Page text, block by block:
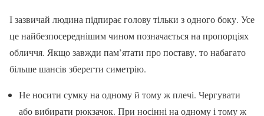
І зазвичай людина підпирає голову тільки з одного боку. Усе
це найбезпосереднішим чином позначається на пропорціях
обличчя. Якщо завжди пам’ятати про поставу, то набагато
більше шансів зберегти симетрію.
Не носити сумку на одному й тому ж плечі. Чергувати
або вибирати рюкзачок. При носінні на одному і тому ж